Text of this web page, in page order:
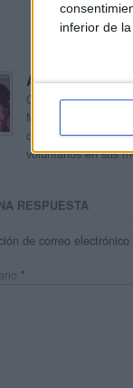
inferior de
Acerca de
Orientación
Maribel, que
dentro del blog y
voluntarios en sus
RESPUESTA
de correo
*